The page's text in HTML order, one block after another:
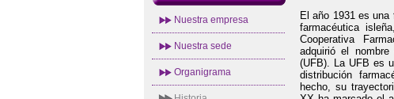
El año 1931 es una
farmacéutica
Cooperativa
adquirió el
(UFB). La UFB es
distribución
hecho, su
Nuestra empresa
Nuestra sede
Organigrama